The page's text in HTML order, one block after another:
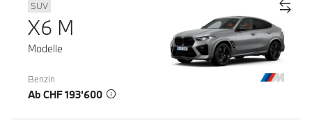
SUV
X6 M
Modelle
Benzin
Ab CHF 193’600